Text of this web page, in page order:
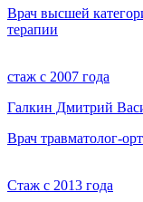
Врач высшей
терапии
стаж с 2007 года
Галкин Дмитрий
Врач травматолог-
Стаж с 2013 года